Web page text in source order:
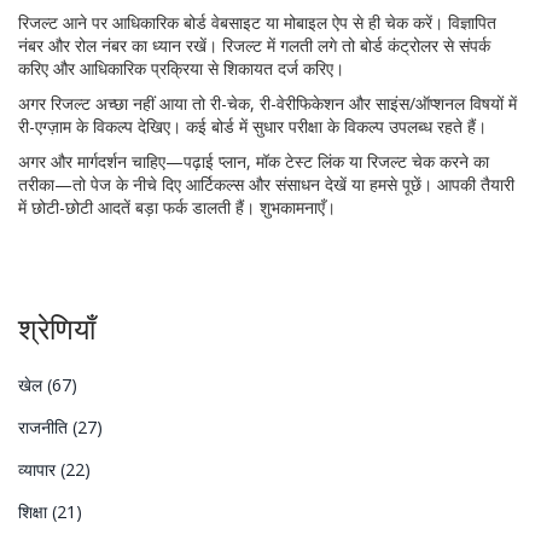
रिजल्ट आने पर आधिकारिक बोर्ड वेबसाइट या मोबाइल ऐप से ही चेक करें। विज्ञापित
नंबर और रोल नंबर का ध्यान रखें। रिजल्ट में गलती लगे तो बोर्ड कंट्रोलर से संपर्क
करिए और आधिकारिक प्रक्रिया से शिकायत दर्ज करिए।
अगर रिजल्ट अच्छा नहीं आया तो री-चेक, री-वेरीफिकेशन और साइंस/ऑप्शनल विषयों में
री-एग्ज़ाम के विकल्प देखिए। कई बोर्ड में सुधार परीक्षा के विकल्प उपलब्ध रहते हैं।
अगर और मार्गदर्शन चाहिए—पढ़ाई प्लान, मॉक टेस्ट लिंक या रिजल्ट चेक करने का
तरीका—तो पेज के नीचे दिए आर्टिकल्स और संसाधन देखें या हमसे पूछें। आपकी तैयारी
में छोटी-छोटी आदतें बड़ा फर्क डालती हैं। शुभकामनाएँ।
श्रेणियाँ
खेल(67)
राजनीति (27)
व्यापार(22)
शिक्षा(21)